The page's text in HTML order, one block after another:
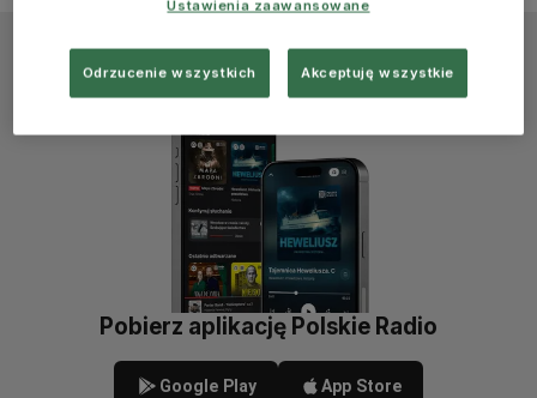
Pobierz aplikację Polskie Radio
Google Play App Store
Ustawienia zaawansowane
Odrzucenie wszystkich Akceptuję wszystkie